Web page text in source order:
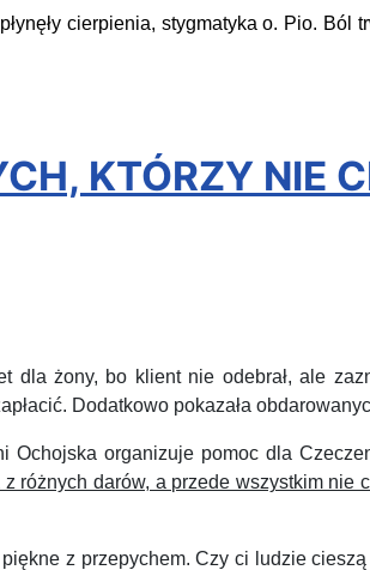
cierpienia, stygmatyka o. Pio. Ból
KTÓRZY NIE
żony, bo klient nie odebrał, ale
Dodatkowo pokazała
organizuje pomoc dla
różnych darów, a przede wszystkim nie
z przepychem. Czy ci ludzie